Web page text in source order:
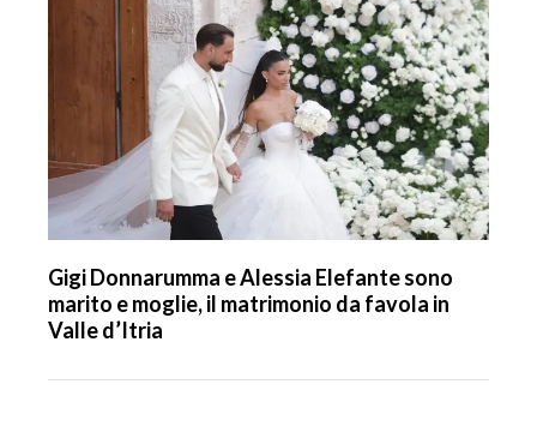
Gigi Donnarumma e Alessia Elefante sono
marito e moglie, il matrimonio da favola in
Valle d’Itria